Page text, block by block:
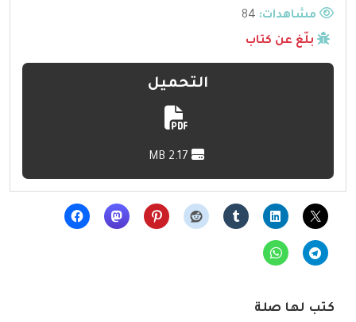
مشاهدات:
بلّغ عن كتاب
التحميل
كتب لها صلة